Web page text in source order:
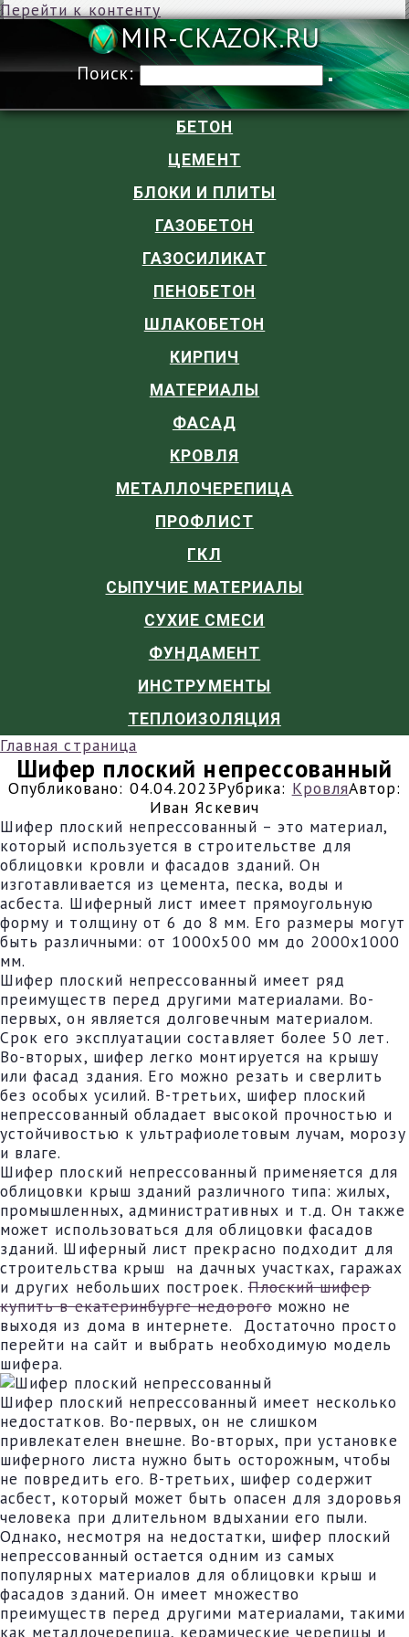
Перейти к контенту
MIR-
Поиск:
БЕТОН
ЦЕМЕНТ
БЛОКИ И ПЛИТЫ
ГАЗОБЕТОН
ГАЗОСИЛИКАТ
ПЕНОБЕТОН
ШЛАКОБЕТОН
КИРПИЧ
МАТЕРИАЛЫ
ФАСАД
КРОВЛЯ
МЕТАЛЛОЧЕРЕПИЦА
ПРОФЛИСТ
ГКЛ
СЫПУЧИЕ МАТЕРИАЛЫ
СУХИЕ СМЕСИ
ФУНДАМЕНТ
ИНСТРУМЕНТЫ
ТЕПЛОИЗОЛЯЦИЯ
Главная страница
Шифер плоский непрессованный
Опубликовано: 04.04.2023Рубрика: КровляАвтор:
Иван Яскевич
Шифер плоский непрессованный – это материал,
который используется в строительстве для
облицовки кровли и фасадов зданий. Он
изготавливается из цемента, песка, воды и
асбеста. Шиферный лист имеет прямоугольную
форму и толщину от 6 до 8 мм. Его размеры могут
быть различными: от 1000х500 мм до 2000х1000
мм.
Шифер плоский непрессованный имеет ряд
преимуществ перед другими материалами. Во-
первых, он является долговечным материалом.
Срок его эксплуатации составляет более 50 лет.
Во-вторых, шифер легко монтируется на крышу
или фасад здания. Его можно резать и сверлить
без особых усилий. В-третьих, шифер плоский
непрессованный обладает высокой прочностью и
устойчивостью к ультрафиолетовым лучам, морозу
и влаге.
Шифер плоский непрессованный применяется для
облицовки крыш зданий различного типа: жилых,
промышленных, административных и т.д. Он также
может использоваться для облицовки фасадов
зданий. Шиферный лист прекрасно подходит для
строительства крыш на дачных участках, гаражах
и других небольших построек.Плоский шифер
купить в екатеринбурге недорогоможно не
выходя из дома в интернете. Достаточно просто
перейти на сайт и выбрать необходимую модель
шифера.
Шифер плоский непрессованный имеет несколько
недостатков. Во-первых, он не слишком
привлекателен внешне. Во-вторых, при установке
шиферного листа нужно быть осторожным, чтобы
не повредить его. В-третьих, шифер содержит
асбест, который может быть опасен для здоровья
человека при длительном вдыхании его пыли.
Однако, несмотря на недостатки, шифер плоский
непрессованный остается одним из самых
популярных материалов для облицовки крыш и
фасадов зданий. Он имеет множество
преимуществ перед другими материалами, такими
как металлочерепица, керамические черепицы и